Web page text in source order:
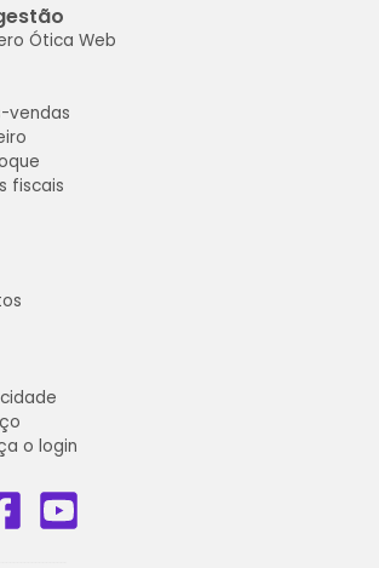
Ótica Web
vendas
fiscais
o login